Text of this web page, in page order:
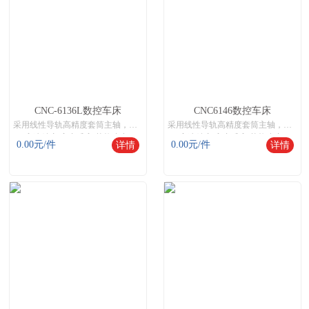
CNC-6136L数控车床
采用线性导轨高精度套筒主轴，是针对高精度、易排削需率的相对不太长的轴类，以及盘类的中等零件加工而设计的。
高速精密\高产质高\节能省力
机床网,数控机床,数控机床网,智能数控机床
0.00元/件 详情
CNC6146数控车床
采用线性导轨高精度套筒主轴，是针对高精度、易排削需率的相对不太长的轴类，以及盘类的中等零件加工而设计的。
高速精密\高产质高\节能省力
机床网,数控机床,数控机床网,智能数控机床
0.00元/件 详情